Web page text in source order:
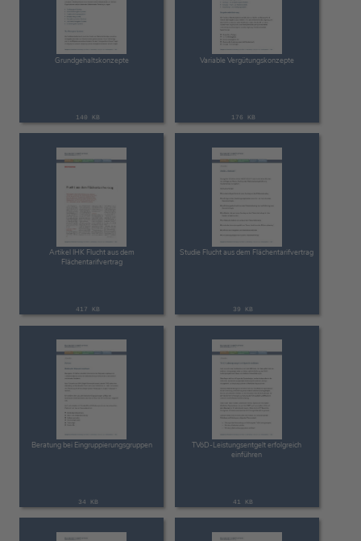
Grundgehaltskonzepte
140 KB
Variable Vergütungskonzepte
176 KB
Artikel IHK Flucht aus dem
Flächentarifvertrag
417 KB
Studie Flucht aus dem Flächentarifvertrag
39 KB
Beratung bei Eingruppierungsgruppen
34 KB
TVöD-Leistungsentgelt erfolgreich
einführen
41 KB